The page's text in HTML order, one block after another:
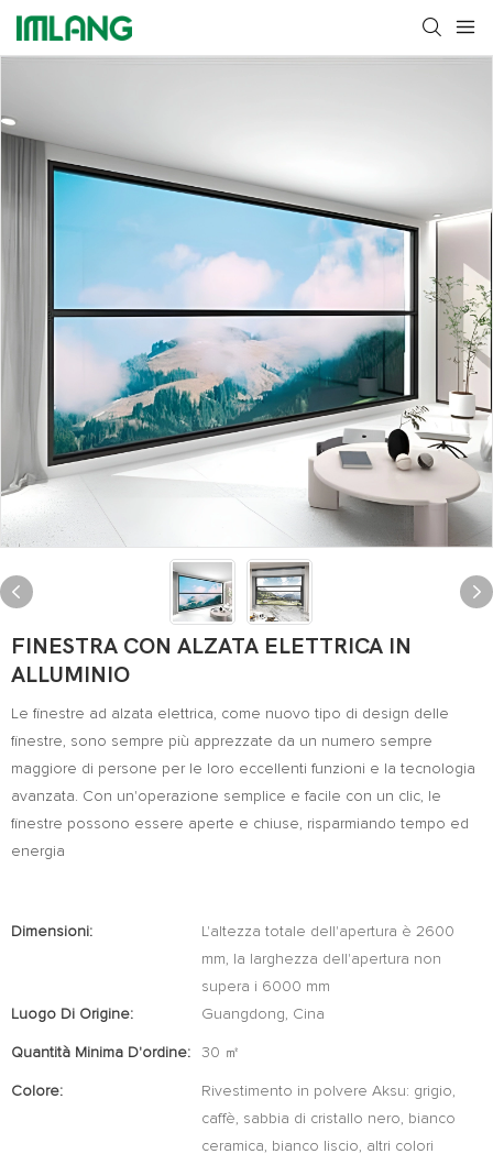
FINESTRA CON ALZATA ELETTRICA IN
ALLUMINIO
Le finestre ad alzata elettrica, come nuovo tipo di design delle
finestre, sono sempre più apprezzate da un numero sempre
maggiore di persone per le loro eccellenti funzioni e la tecnologia
avanzata. Con un'operazione semplice e facile con un clic, le
finestre possono essere aperte e chiuse, risparmiando tempo ed
energia
Dimensioni:
L'altezza totale dell'apertura è 2600
mm, la larghezza dell'apertura non
supera i 6000 mm
Luogo Di Origine:
Guangdong, Cina
Quantità Minima D'ordine: 30 ㎡
Colore:
Rivestimento in polvere Aksu: grigio,
caffè, sabbia di cristallo nero, bianco
ceramica, bianco liscio, altri colori